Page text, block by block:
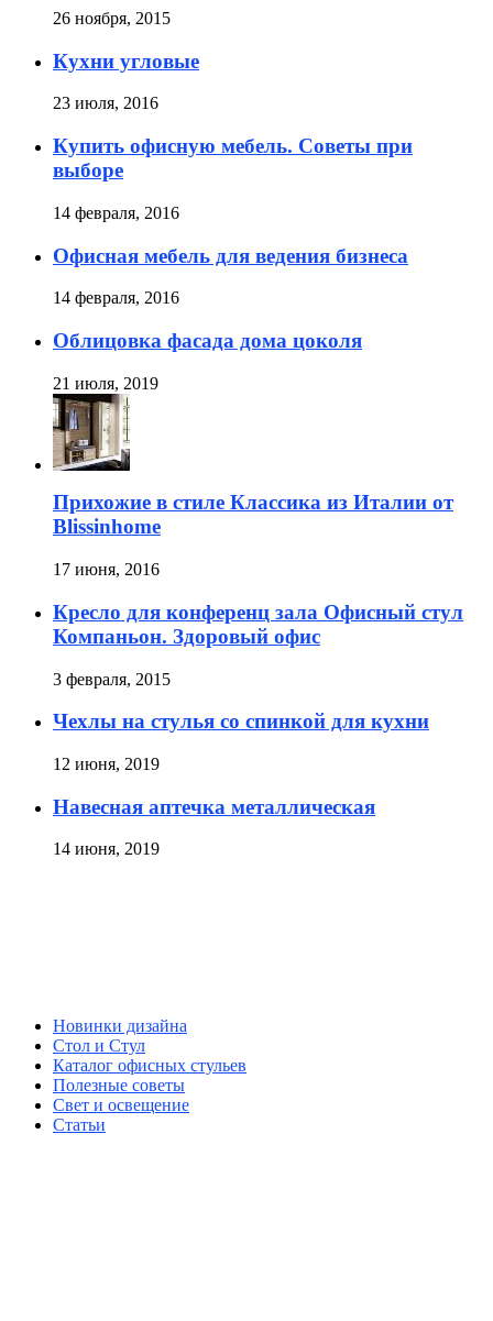
26 ноября, 2015
Кухни угловые
23 июля, 2016
Купить офисную мебель. Советы при
выборе
14 февраля, 2016
Офисная мебель для ведения бизнеса
14 февраля, 2016
Облицовка фасада дома цоколя
21 июля, 2019
Прихожие в стиле Классика из Италии от
Blissinhome
17 июня, 2016
Кресло для конференц зала Офисный стул
Компаньон. Здоровый офис
3 февраля, 2015
Чехлы на стулья со спинкой для кухни
12 июня, 2019
Навесная аптечка металлическая
14 июня, 2019
Новинки дизайна
Стол и Стул
Каталог офисных стульев
Полезные советы
Свет и освещение
Статьи